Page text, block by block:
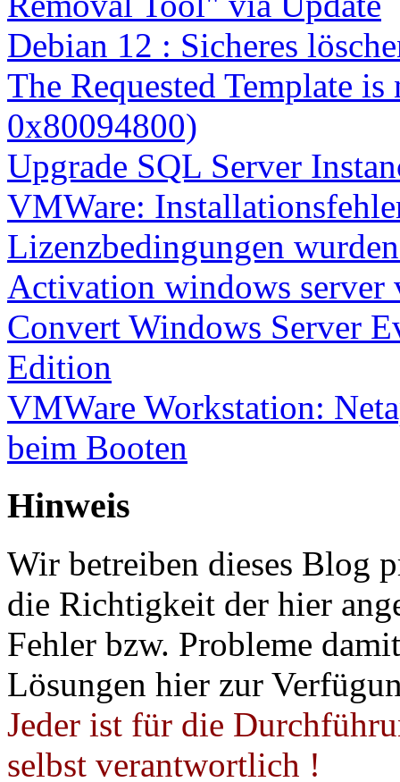
Debian 12 : Sicheres
The Requested Template
0x80094800)
Upgrade SQL Server
VMWare:
Lizenzbedingungen
Activation windows server
Convert Windows Server
Edition
VMWare Workstation:
beim Booten
Hinweis
Wir betreiben dieses Blog
die Richtigkeit der hier
Fehler bzw. Probleme
Lösungen hier zur
Jeder ist für die
selbst verantwortlich !